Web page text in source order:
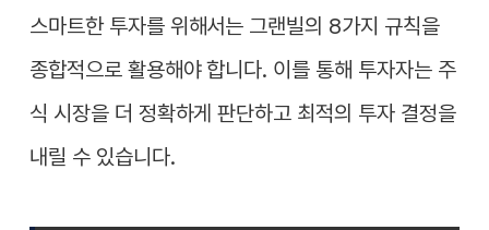
스마트한 투자를 위해서는 그랜빌의 8가지 규칙을
종합적으로 활용해야 합니다. 이를 통해 투자자는 주
식 시장을 더 정확하게 판단하고 최적의 투자 결정을
내릴 수 있습니다.